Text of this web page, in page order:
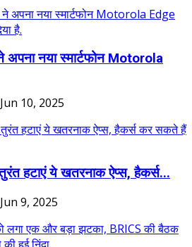
नया स्मार्टफोन Motorola
Jun 10, 2025
हटाएं ये खतरनाक ऐप्स, हैकर्स...
Jun 9, 2025